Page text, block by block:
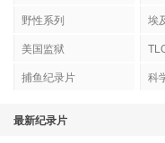
野性系列
埃
美国监狱
捕鱼纪录片
科
最新纪录片